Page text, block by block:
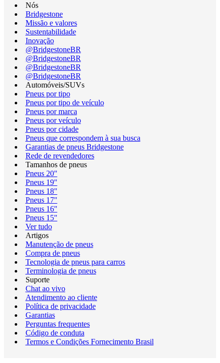
Nós
Bridgestone
Missão e valores
Sustentabilidade
Inovação
@BridgestoneBR
@BridgestoneBR
@BridgestoneBR
@BridgestoneBR
Automóveis/SUVs
Pneus por tipo
Pneus por tipo de veículo
Pneus por marca
Pneus por veículo
Pneus por cidade
Pneus que correspondem à sua busca
Garantias de pneus Bridgestone
Rede de revendedores
Tamanhos de pneus
Pneus 20"
Pneus 19"
Pneus 18"
Pneus 17"
Pneus 16"
Pneus 15"
Ver tudo
Artigos
Manutenção de pneus
Compra de pneus
Tecnologia de pneus para carros
Terminologia de pneus
Suporte
Chat ao vivo
Atendimento ao cliente
Política de privacidade
Garantias
Perguntas frequentes
Código de conduta
Termos e Condições Fornecimento Brasil